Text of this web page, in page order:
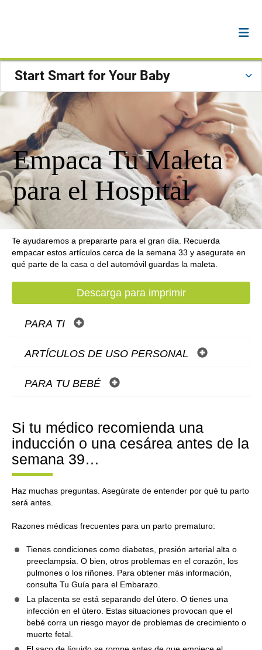
Start Smart for Your Baby
Empaca Tu Maleta
para el Hospital
Te ayudaremos a prepararte para el gran día. Recuerda
empacar estos artículos cerca de la semana 33 y asegurate en
qué parte de la casa o del automóvil guardas la maleta.
Descarga para imprimir
PARA TI
ARTÍCULOS DE USO PERSONAL
PARA TU BEBÉ
Si tu médico recomienda una
inducción o una cesárea antes de la
semana 39…
Haz muchas preguntas. Asegúrate de entender por qué tu parto
será antes.
Razones médicas frecuentes para un parto prematuro:
Tienes condiciones como diabetes, presión arterial alta o
preeclampsia. O bien, otros problemas en el corazón, los
pulmones o los riñones. Para obtener más información,
consulta Tu Guía para el Embarazo.
La placenta se está separando del útero. O tienes una
infección en el útero. Estas situaciones provocan que el
bebé corra un riesgo mayor de problemas de crecimiento o
muerte fetal.